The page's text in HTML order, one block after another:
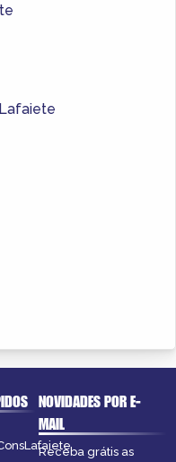
NOVIDADES POR E-
MAIL
Receba grátis as